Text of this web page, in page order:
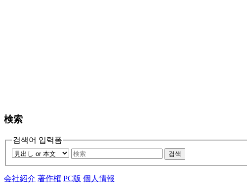
検索
검색어 입력폼
검색
会社紹介 著作権 PC版 個人情報